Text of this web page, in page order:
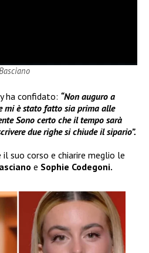
ha confidato: “Non auguro a
mi è stato fatto sia prima alle
Sono certo che il tempo sarà
due righe si chiude il sipario”.
suo corso e chiarire meglio le
e Sophie Codegoni.